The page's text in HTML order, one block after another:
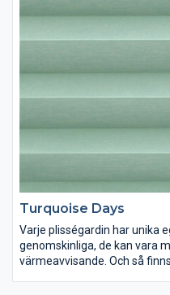
Turquoise Days
Varje plisségardin har unika
genomskinliga, de kan vara
värmeavvisande. Och så